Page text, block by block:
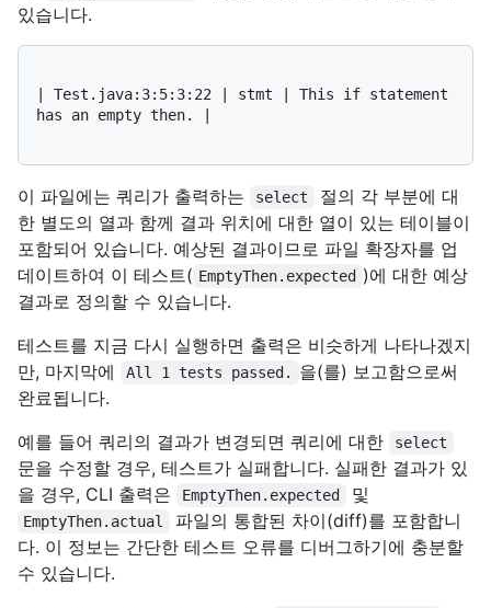
있습니다.
| Test.java:3:5:3:22 | stmt | This if statement
has an empty then. |
이 파일에는 쿼리가 출력하는 select
절의 각 부분에 대
한 별도의 열과 함께 결과 위치에 대한 열이 있는 테이블이
포함되어 있습니다. 예상된 결과이므로 파일 확장자를 업
데이트하여 이 테스트( EmptyThen.expected )에 대한 예상
결과로 정의할 수 있습니다.
테스트를 지금 다시 실행하면 출력은 비슷하게 나타나겠지
만, 마지막에
All 1 tests passed.
을(를) 보고함으로써
완료됩니다.
예를 들어 쿼리의 결과가 변경되면 쿼리에 대한
select
문을 수정할 경우, 테스트가 실패합니다. 실패한 결과가 있
을 경우, CLI 출력은
EmptyThen.expected 및
EmptyThen.actual
파일의 통합된 차이(diff)를 포함합니
다. 이 정보는 간단한 테스트 오류를 디버그하기에 충분할
수 있습니다.